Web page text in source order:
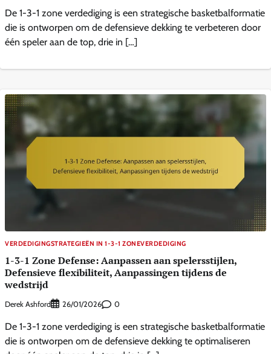
De 1-3-1 zone verdediging is een strategische basketbalformatie
die is ontworpen om de defensieve dekking te verbeteren door
één speler aan de top, drie in […]
VERDEDIGINGSTRATEGIEËN IN 1-3-1 ZONEVERDEDIGING
1-3-1 Zone Defense: Aanpassen aan spelersstijlen,
Defensieve flexibiliteit, Aanpassingen tijdens de
wedstrijd
Derek Ashford 26/01/2026 0
De 1-3-1 zone verdediging is een strategische basketbalformatie
die is ontworpen om de defensieve dekking te optimaliseren